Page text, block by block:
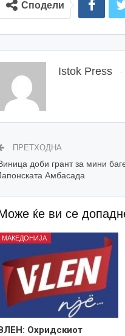
Сподели
Istok Press
ПРЕТХОДНА
доби грант за мини
Амбасада
ќе ви се
МАКЕДОНИЈА
Охридскиот